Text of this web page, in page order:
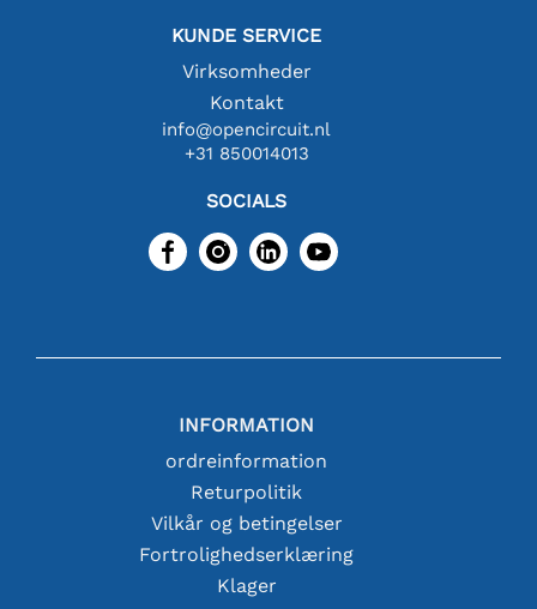
KUNDE SERVICE
Virksomheder
Kontakt
info@opencircuit.nl
+31 850014013
SOCIALS
INFORMATION
ordreinformation
Returpolitik
Vilkår og betingelser
Fortrolighedserklæring
Klager